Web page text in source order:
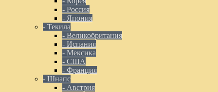
- Россия
- Япония
- Текила
- Великобритания
- Испания
- Мексика
- США
- Франция
- Шнапс
- Австрия